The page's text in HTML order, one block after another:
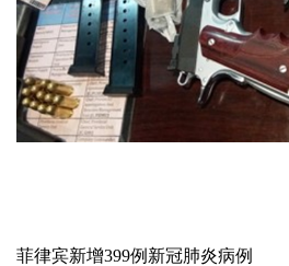
菲律宾新增399例新冠肺炎病例